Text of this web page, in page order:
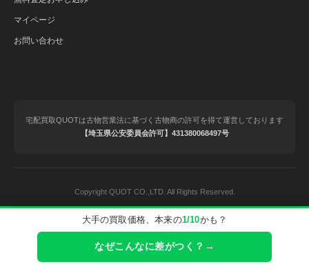
大手の買取価格、本来の1/10かも？
なぜこんなに差がつく？→
マイページ
お問い合わせ
宅配買取QUOTは古物営業法に基づく古物商の許可を得て運営しております
【埼玉県公安委員会許可】431380068497号
Copyright QUOT CO.,LTD. All Rights Reserved.